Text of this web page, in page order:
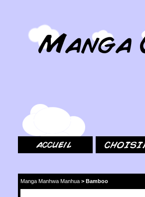
Manga Manhwa Manhua > Bamboo